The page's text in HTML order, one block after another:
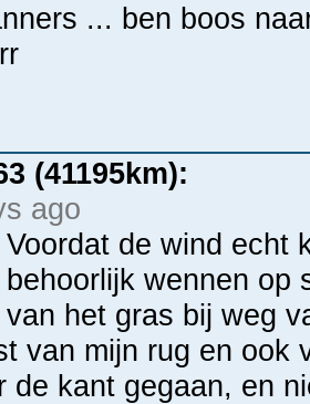
... ben boos
(41195km):
ago
Voordat de wind echt
behoorlijk wennen op
van het gras bij weg
van mijn rug en ook
de kant gegaan, en